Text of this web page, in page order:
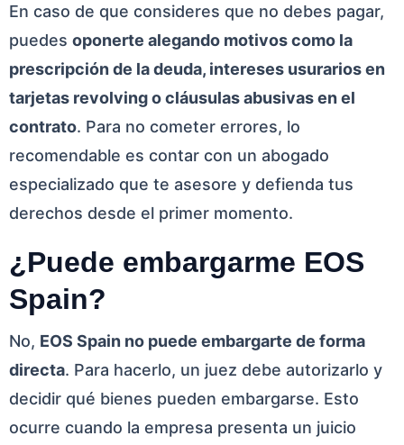
En caso de que consideres que no debes pagar,
puedes oponerte alegando motivos como la
prescripción de la deuda, intereses usurarios en
tarjetas revolving o cláusulas abusivas en el
contrato. Para no cometer errores, lo
recomendable es contar con un abogado
especializado que te asesore y defienda tus
derechos desde el primer momento.
¿Puede embargarme EOS
Spain?
No, EOS Spain no puede embargarte de forma
directa. Para hacerlo, un juez debe autorizarlo y
decidir qué bienes pueden embargarse. Esto
ocurre cuando la empresa presenta un juicio